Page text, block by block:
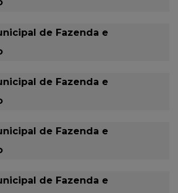
de Fazenda e
de Fazenda e
de Fazenda e
de Fazenda e